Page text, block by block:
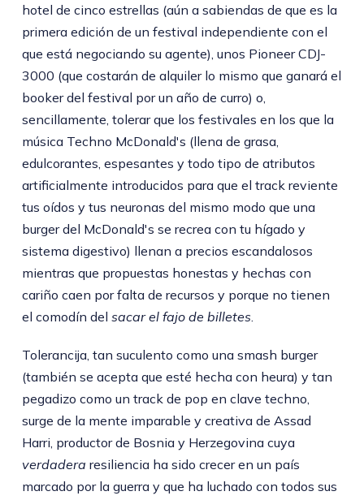
hotel de cinco estrellas (aún a sabiendas de que es la
primera edición de un festival independiente con el
que está negociando su agente), unos Pioneer CDJ-
3000 (que costarán de alquiler lo mismo que ganará el
booker del festival por un año de curro) o,
sencillamente, tolerar que los festivales en los que la
música Techno McDonald's (llena de grasa,
edulcorantes, espesantes y todo tipo de atributos
artificialmente introducidos para que el track reviente
tus oídos y tus neuronas del mismo modo que una
burger del McDonald's se recrea con tu hígado y
sistema digestivo) llenan a precios escandalosos
mientras que propuestas honestas y hechas con
cariño caen por falta de recursos y porque no tienen
el comodín del sacar el fajo de billetes
Tolerancija, tan suculento como una smash burger
(también se acepta que esté hecha con heura) y tan
pegadizo como un track de pop en clave techno,
surge de la mente imparable y creativa de Assad
Harri, productor de Bosnia y Herzegovina cuya
verdadera resiliencia ha sido crecer en un país
marcado por la guerra y que ha luchado con todos sus